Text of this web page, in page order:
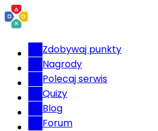
Zdobywaj punkty
Nagrody
Polecaj serwis
Quizy
Blog
Forum